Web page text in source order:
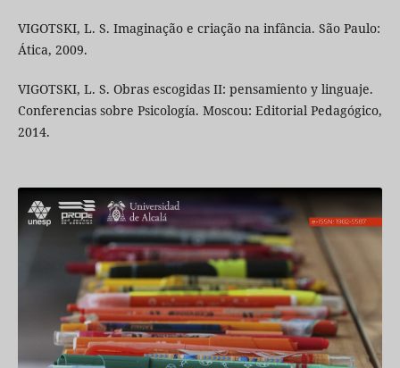
VIGOTSKI, L. S. Imaginação e criação na infância. São Paulo:
Ática, 2009.
VIGOTSKI, L. S. Obras escogidas II: pensamiento y linguaje.
Conferencias sobre Psicología. Moscou: Editorial Pedagógico,
2014.